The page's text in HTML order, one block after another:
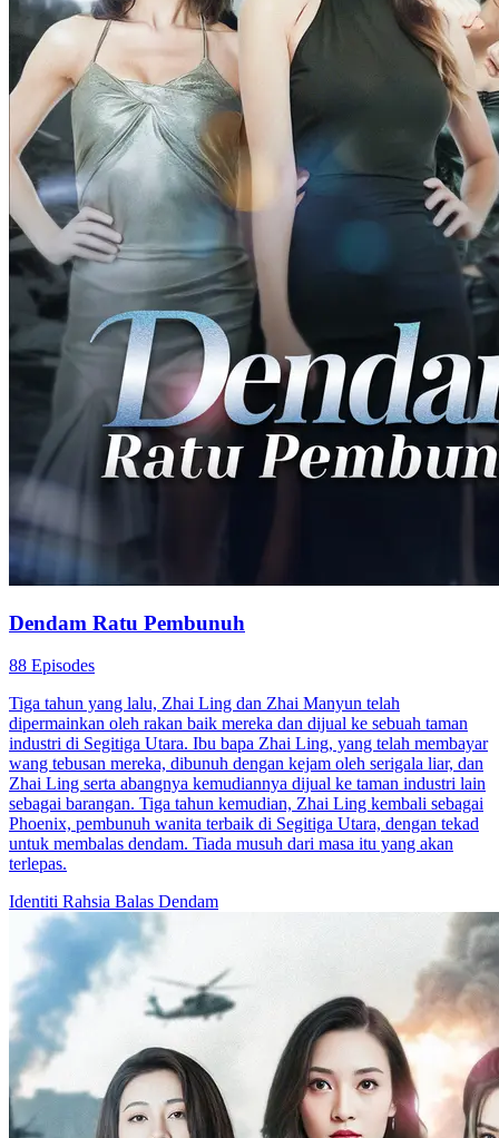
87 Episodes
Maya Putih tanpa sengaja membawa Kaisar Rizky Surya ke dunia
modern dan disangka sebagai Putri Rani. Jenderal Arya dan Putri
Hana ikut terlempar ke masa kini, membuat cinta segitiga kerajaan
berlanjut dengan intrik di era modern. Maya pun terjebak di tengah
persaingan istana yang belum berakhir.
Romansa FantasiRomansaRomansa Urban
Kekasih Terlarangnya